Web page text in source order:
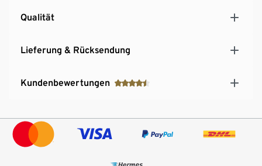
Qualität
Lieferung & Rücksendung
Kundenbewertungen